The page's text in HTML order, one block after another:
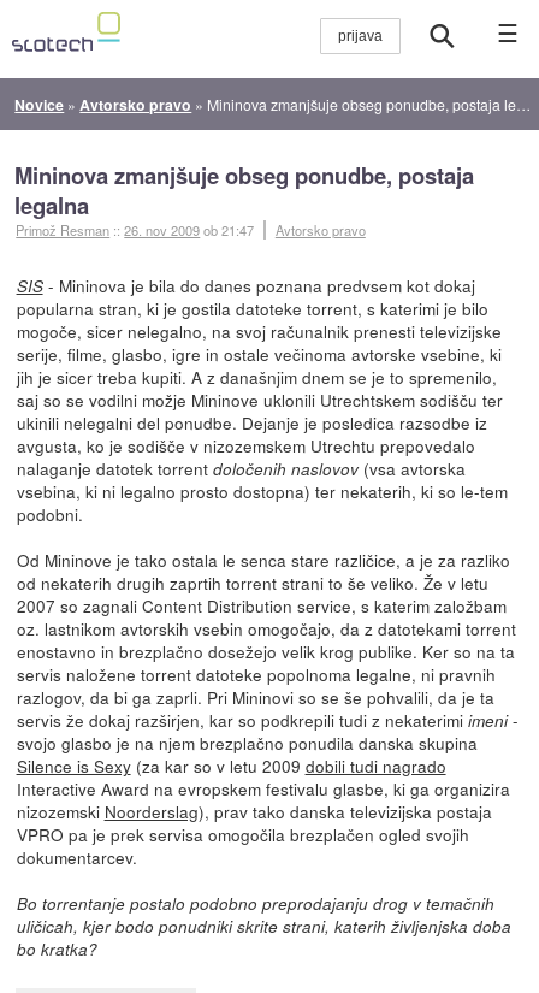
☰
Novice » Avtorsko pravo » Mininova zmanjšuje obseg ponudbe, postaja legalna
Mininova zmanjšuje obseg ponudbe, postaja
legalna
Primož Resman ::26. nov 2009ob 21:47 Avtorsko pravo
SIS- Mininova je bila do danes poznana predvsem kot dokaj
popularna stran, ki je gostila datoteke torrent, s katerimi je bilo
mogoče, sicer nelegalno, na svoj računalnik prenesti televizijske
serije, filme, glasbo, igre in ostale večinoma avtorske vsebine, ki
jih je sicer treba kupiti. A z današnjim dnem se je to spremenilo,
saj so se vodilni možje Mininove uklonili Utrechtskem sodišču ter
ukinili nelegalni del ponudbe. Dejanje je posledica razsodbe iz
avgusta, ko je sodišče v nizozemskem Utrechtu prepovedalo
nalaganje datotek torrent določenih naslovov(vsa avtorska
vsebina, ki ni legalno prosto dostopna) ter nekaterih, ki so le-tem
podobni.
Od Mininove je tako ostala le senca stare različice, a je za razliko
od nekaterih drugih zaprtih torrent strani to še veliko. Že v letu
2007 so zagnali Content Distribution service, s katerim založbam
oz. lastnikom avtorskih vsebin omogočajo, da z datotekami torrent
enostavno in brezplačno dosežejo velik krog publike. Ker so na ta
servis naložene torrent datoteke popolnoma legalne, ni pravnih
razlogov, da bi ga zaprli. Pri Mininovi so se še pohvalili, da je ta
servis že dokaj razširjen, kar so podkrepili tudi z nekaterimi imeni-
svojo glasbo je na njem brezplačno ponudila danska skupina
Silence is Sexy(za kar so v letu 2009 dobili tudi nagrado
Interactive Award na evropskem festivalu glasbe, ki ga organizira
nizozemski Noorderslag), prav tako danska televizijska postaja
VPRO pa je prek servisa omogočila brezplačen ogled svojih
dokumentarcev.
Bo torrentanje postalo podobno preprodajanju drog v temačnih
uličicah, kjer bodo ponudniki skrite strani, katerih življenjska doba
bo kratka?